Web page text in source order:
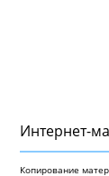
Интернет-
Копирование